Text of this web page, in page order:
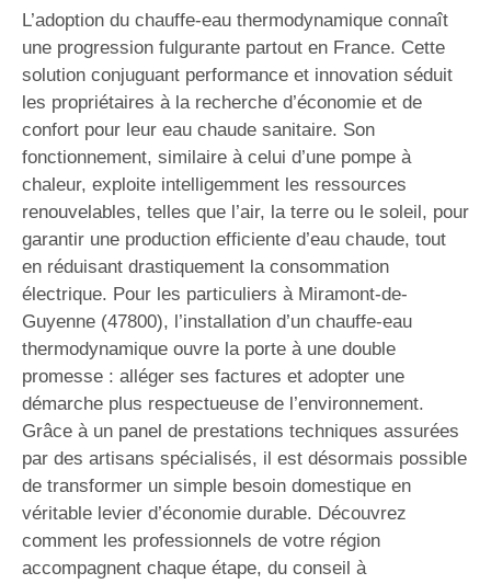
L’adoption du chauffe-eau thermodynamique connaît
une progression fulgurante partout en France. Cette
solution conjuguant performance et innovation séduit
les propriétaires à la recherche d’économie et de
confort pour leur eau chaude sanitaire. Son
fonctionnement, similaire à celui d’une pompe à
chaleur, exploite intelligemment les ressources
renouvelables, telles que l’air, la terre ou le soleil, pour
garantir une production efficiente d’eau chaude, tout
en réduisant drastiquement la consommation
électrique. Pour les particuliers à Miramont-de-
Guyenne (47800), l’installation d’un chauffe-eau
thermodynamique ouvre la porte à une double
promesse : alléger ses factures et adopter une
démarche plus respectueuse de l’environnement.
Grâce à un panel de prestations techniques assurées
par des artisans spécialisés, il est désormais possible
de transformer un simple besoin domestique en
véritable levier d’économie durable. Découvrez
comment les professionnels de votre région
accompagnent chaque étape, du conseil à